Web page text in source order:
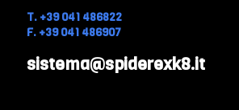
T. +39 041 486822
F. +39 041 486907
sistema@spiderexk8.it